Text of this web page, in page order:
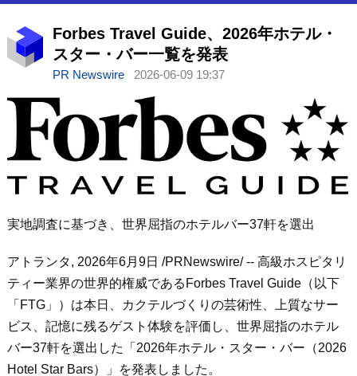
Forbes Travel Guide、2026年ホテル・
スター・バー一覧を発表
PR Newswire 2026-06-09 19:37
実地調査に基づき、世界屈指のホテルバー37軒を選出
アトランタ, 2026年6月9日 /PRNewswire/ -- 高級ホスピタリ
ティー業界の世界的権威であるForbes Travel Guide（以下
「FTG」）は本日、カクテルづくりの芸術性、上質なサー
ビス、記憶に残るゲスト体験を評価し、世界屈指のホテル
バー37軒を選出した「2026年ホテル・スター・バー（2026
Hotel Star Bars）」を発表しました。